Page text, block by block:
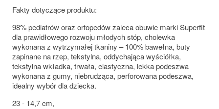
Fakty dotyczące produktu:
98% pediatrów oraz ortopedów zaleca obuwie marki Superfit
dla prawidłowego rozwoju młodych stóp, cholewka
wykonana z wytrzymałej tkaniny – 100% bawełna, buty
zapinane na rzep, tekstylna, oddychająca wyściółka,
tekstylna wkładka, trwała, elastyczna, lekka podeszwa
wykonana z gumy, niebrudząca, perforowana podeszwa,
idealny wybór dla dziecka.
23 - 14,7 cm,